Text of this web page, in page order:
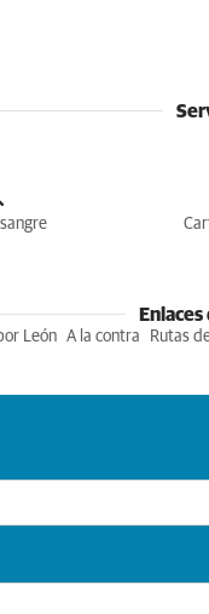
León A la contra Rutas